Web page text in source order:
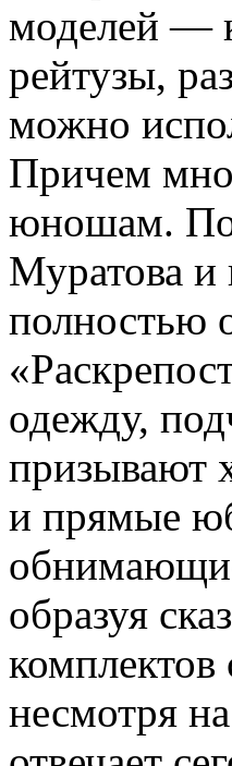
моделей —
рейтузы,
можно
Причем
юношам.
Муратова и
полностью
одежду,
призывают
и прямые
образуя
комплектов
несмотря